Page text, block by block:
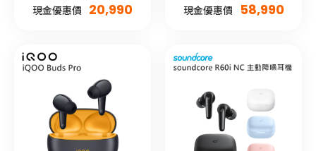
現金優惠價 20,990
現金優惠價
58,990